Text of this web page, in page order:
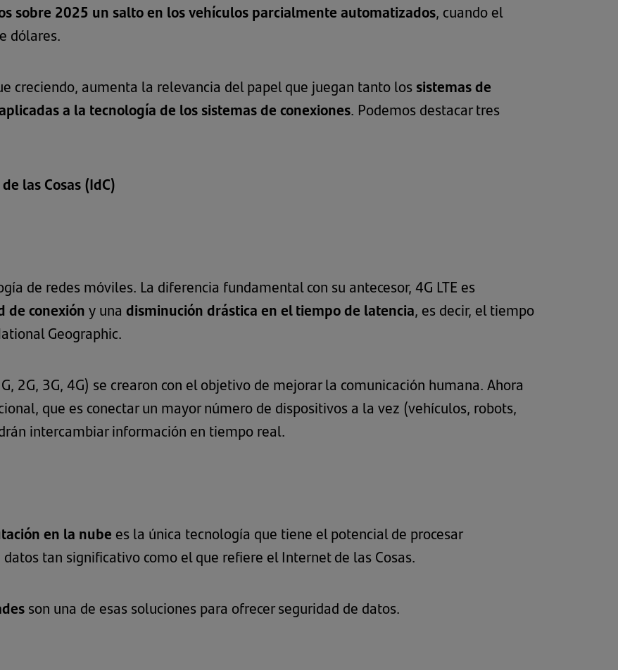
sobre 2025 un salto en los vehículos parcialmente automatizados, cuando el
dólares.
creciendo, aumenta la relevancia del papel que juegan tanto los sistemas de
a la tecnología de los sistemas de conexiones. Podemos destacar tres
las Cosas (IdC)
de redes móviles. La diferencia fundamental con su antecesor, 4G LTE es
de conexión y una disminución drástica en el tiempo de latencia, es decir, el tiempo
Geographic.
2G, 3G, 4G) se crearon con el objetivo de mejorar la comunicación humana. Ahora
que es conectar un mayor número de dispositivos a la vez (vehículos, robots,
intercambiar información en tiempo real.
en la nube es la única tecnología que tiene el potencial de procesar
tan significativo como el que refiere el Internet de las Cosas.
son una de esas soluciones para ofrecer seguridad de datos.